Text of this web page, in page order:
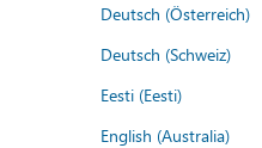
Deutsch (Österreich)
Deutsch (Schweiz)
Eesti (Eesti)
English (Australia)